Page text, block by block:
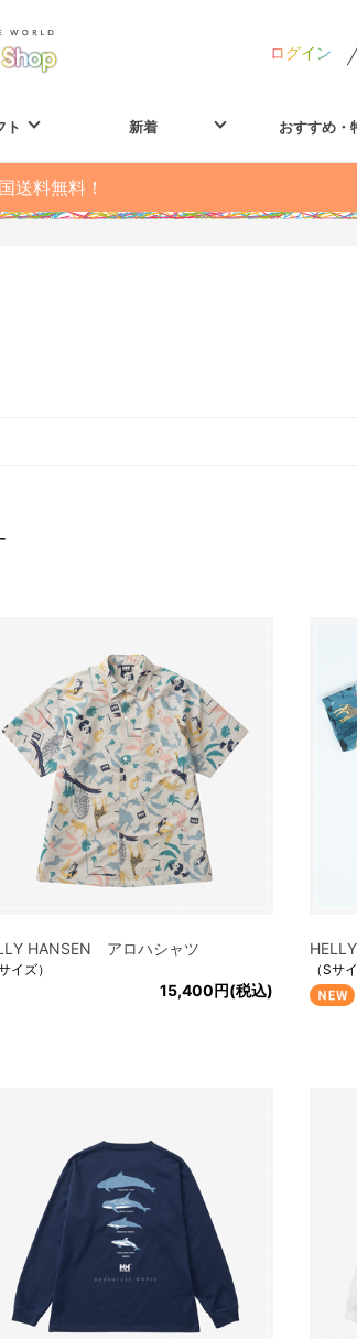
ログイン
ト 新着 おすすめ・
送料無料！
HANSEN アロハシャツ
イズ）
15,400円(税込)
（Sサ